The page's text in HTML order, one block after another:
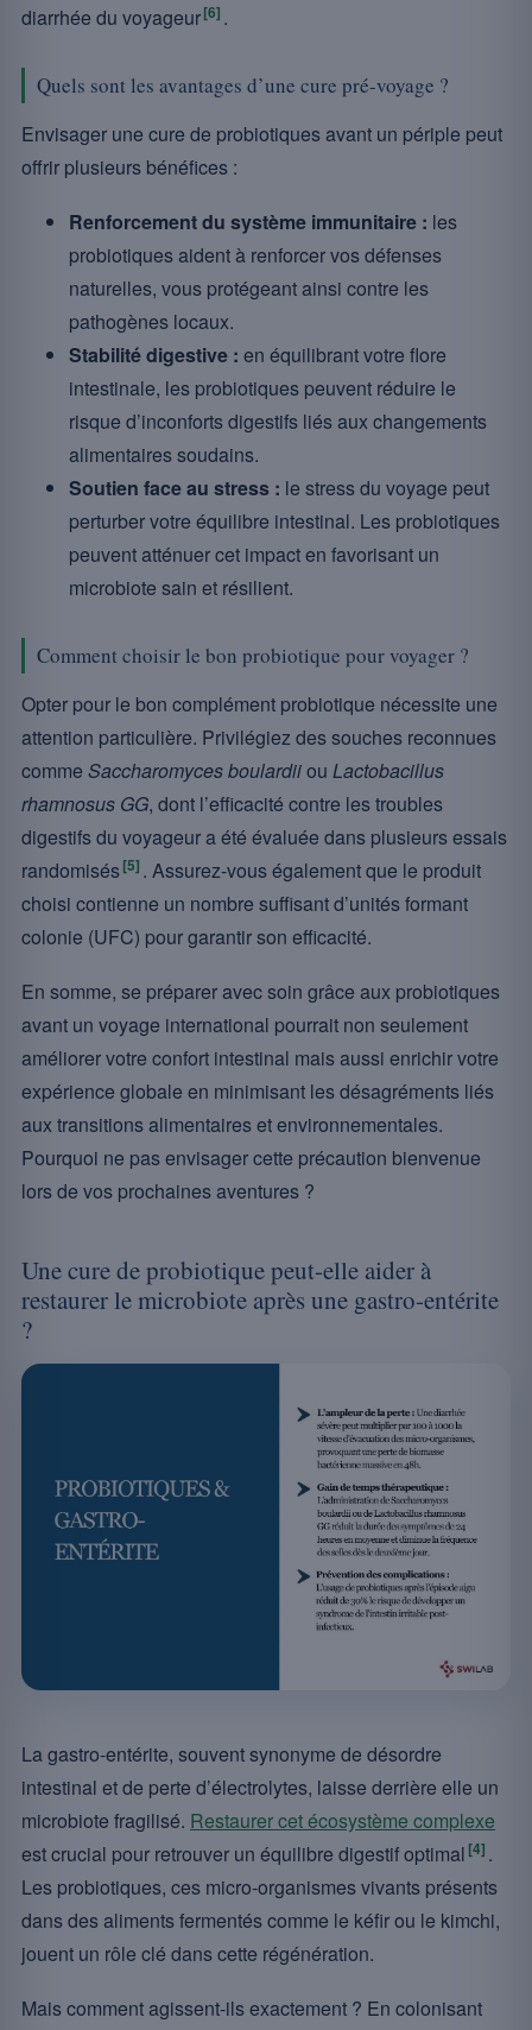
diarrhée du voyageur[6] .
Quels sont les avantages d’une cure pré-voyage ?
Envisager une cure de probiotiques avant un périple peut
offrir plusieurs bénéfices :
Renforcement du système immunitaire : les
probiotiques aident à renforcer vos défenses
naturelles, vous protégeant ainsi contre les
pathogènes locaux.
Stabilité digestive : en équilibrant votre flore
intestinale, les probiotiques peuvent réduire le
risque d’inconforts digestifs liés aux changements
alimentaires soudains.
Soutien face au stress : le stress du voyage peut
perturber votre équilibre intestinal. Les probiotiques
peuvent atténuer cet impact en favorisant un
microbiote sain et résilient.
Comment choisir le bon probiotique pour voyager ?
Opter pour le bon complément probiotique nécessite une
attention particulière. Privilégiez des souches reconnues
comme Saccharomyces boulardiiou Lactobacillus
rhamnosus GG, dont l’efficacité contre les troubles
digestifs du voyageur a été évaluée dans plusieurs essais
randomisés[5] . Assurez-vous également que le produit
choisi contienne un nombre suffisant d’unités formant
colonie (UFC) pour garantir son efficacité.
En somme, se préparer avec soin grâce aux probiotiques
avant un voyage international pourrait non seulement
améliorer votre confort intestinal mais aussi enrichir votre
expérience globale en minimisant les désagréments liés
aux transitions alimentaires et environnementales.
Pourquoi ne pas envisager cette précaution bienvenue
lors de vos prochaines aventures ?
Une cure de probiotique peut-elle aider à
restaurer le microbiote après une gastro-entérite
?
La gastro-entérite, souvent synonyme de désordre
intestinal et de perte d’électrolytes, laisse derrière elle un
microbiote fragilisé. Restaurer cet écosystème complexe
est crucial pour retrouver un équilibre digestif optimal [4] .
Les probiotiques, ces micro-organismes vivants présents
dans des aliments fermentés comme le kéfir ou le kimchi,
jouent un rôle clé dans cette régénération.
Mais comment agissent-ils exactement ? En colonisant